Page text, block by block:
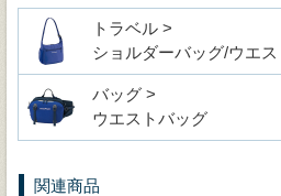
トラベル >
ショルダーバッグ/ウエ
バッグ >
ウエストバッグ
関連商品